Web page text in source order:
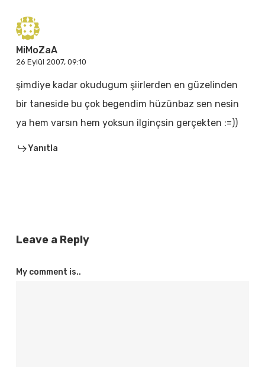
MiMoZaA
26 Eylül 2007, 09:10
şimdiye kadar okudugum şiirlerden en güzelinden
bir taneside bu çok begendim hüzünbaz sen nesin
ya hem varsın hem yoksun ilginçsin gerçekten :=))
Yanıtla
Leave a Reply
My comment is..